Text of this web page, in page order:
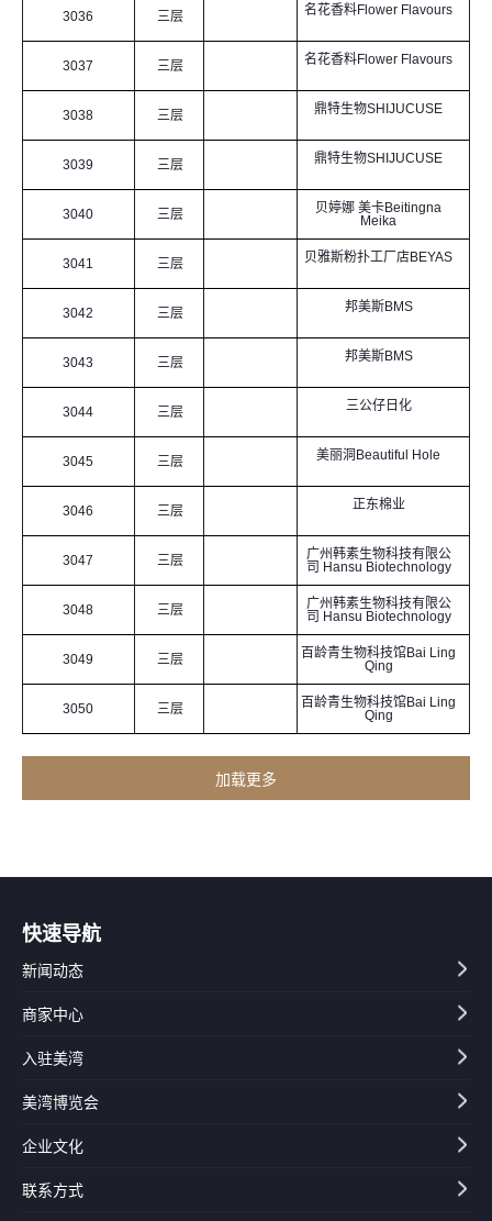
3036 三层 名花香料Flower Flavours
3037 三层 名花香料Flower Flavours
3038 三层 鼎特生物SHIJUCUSE
3039 三层 鼎特生物SHIJUCUSE
3040 三层
贝婷娜 美卡Beitingna
Meika
3041 三层 贝雅斯粉扑工厂店BEYAS
3042 三层 邦美斯BMS
3043 三层 邦美斯BMS
3044 三层 三公仔日化
3045 三层 美丽洞Beautiful Hole
3046 三层 正东棉业
3047 三层
广州韩素生物科技有限公
司 Hansu Biotechnology
3048 三层
广州韩素生物科技有限公
司 Hansu Biotechnology
3049 三层
百龄青生物科技馆Bai Ling
Qing
3050 三层
百龄青生物科技馆Bai Ling
Qing
快速导航
新闻动态
商家中心
入驻美湾
美湾博览会
企业文化
联系方式